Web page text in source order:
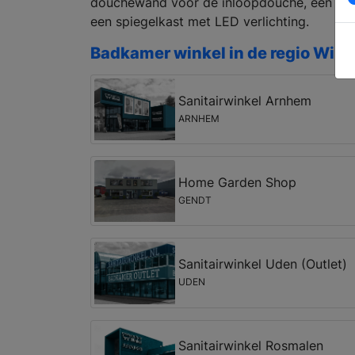
een spiegelkast met LED verlichting.
Badkamer winkel in de regio
Sanitairwinkel Arnhem
ARNHEM
Home Garden Shop
GENDT
Sanitairwinkel Uden (Outlet)
UDEN
Sanitairwinkel Rosmalen